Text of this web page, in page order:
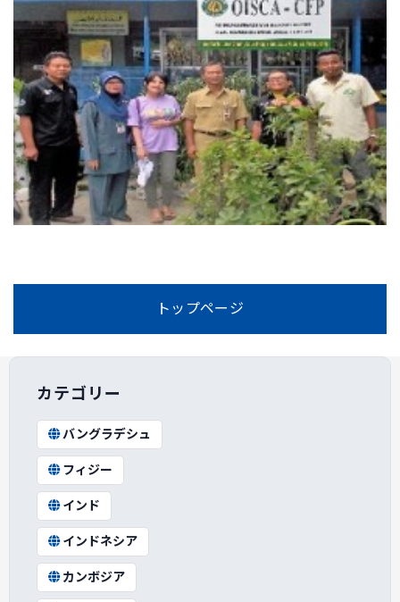
トップページ
カテゴリー
バングラデシュ
フィジー
インド
インドネシア
カンボジア